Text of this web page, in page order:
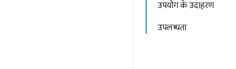
उपयोग के उदाहरण
उपलब्धता